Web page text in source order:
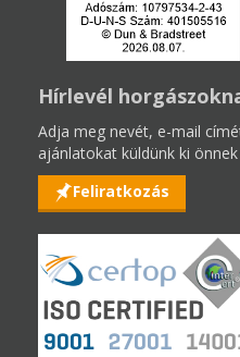
Hírlevél
Adja meg nevét, e-mail
ajánlatokat küldünk ki
Feliratkozás